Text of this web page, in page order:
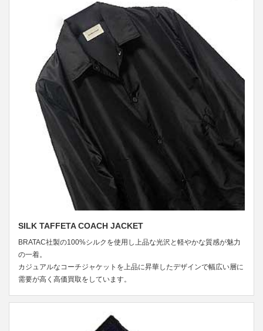
SILK TAFFETA COACH JACKET
BRATAC社製の100%シルクを使用し上品な光沢と軽やかな質感が魅力
の一着。
カジュアルなコーチジャケットを上品に昇華したデザインで幅広い層に
需要が高く高価買取をしています。